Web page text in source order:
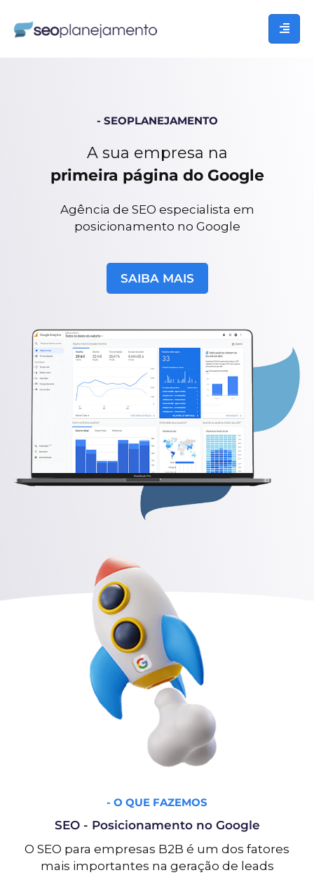
- SEOPLANEJAMENTO
A sua empresa na
primeira página do Google
Agência de SEO especialista em
posicionamento no Google
SAIBA MAIS
- O QUE FAZEMOS
SEO - Posicionamento no Google
O SEO para empresas B2B é um dos fatores
mais importantes na geração de leads